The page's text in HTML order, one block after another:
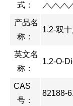
式：
产品名
称：
1,2-双
英文名
称：
1,2-O-
CAS
号：
82188-